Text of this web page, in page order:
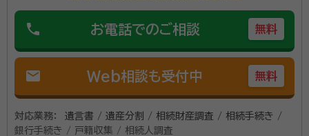
るよう邁進しております。 相続問題はご遺族様にとって
デリケートな問題であるとともに、その手続きも非常に
複雑かつ多岐にわたります。 そのため、相続手続きを得
意としているというだけではなくご遺族様が安心してお
資格等： 行政書士・二級建築士・宅地建物取引士
所属団体：
宮城県行政書士会、コスモス成年後見サポートセンター会
phone お電話でのご相談 無料
mail Web相談も受付中 無料
対応業務：
遺言書 / 遺産分割 / 相続財産調査 / 相続手続き /
銀行手続き / 戸籍収集 / 相続人調査